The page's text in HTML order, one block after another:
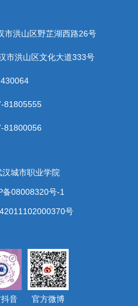
市洪山区野芷湖西路26号
市洪山区文化大道333号
81805555
81800056
城市职业学院
备08008320号-1
号
音 官方微博